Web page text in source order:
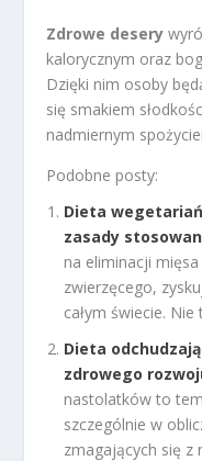
Zdrowe desery
kalorycznym oraz
Dzięki nim osoby
się smakiem
nadmiernym
Podobne posty:
Dieta
zasady
na eliminacji
zwierzęcego,
całym świecie.
Dieta
zdrowego
nastolatków to
szczególnie w
zmagających się z